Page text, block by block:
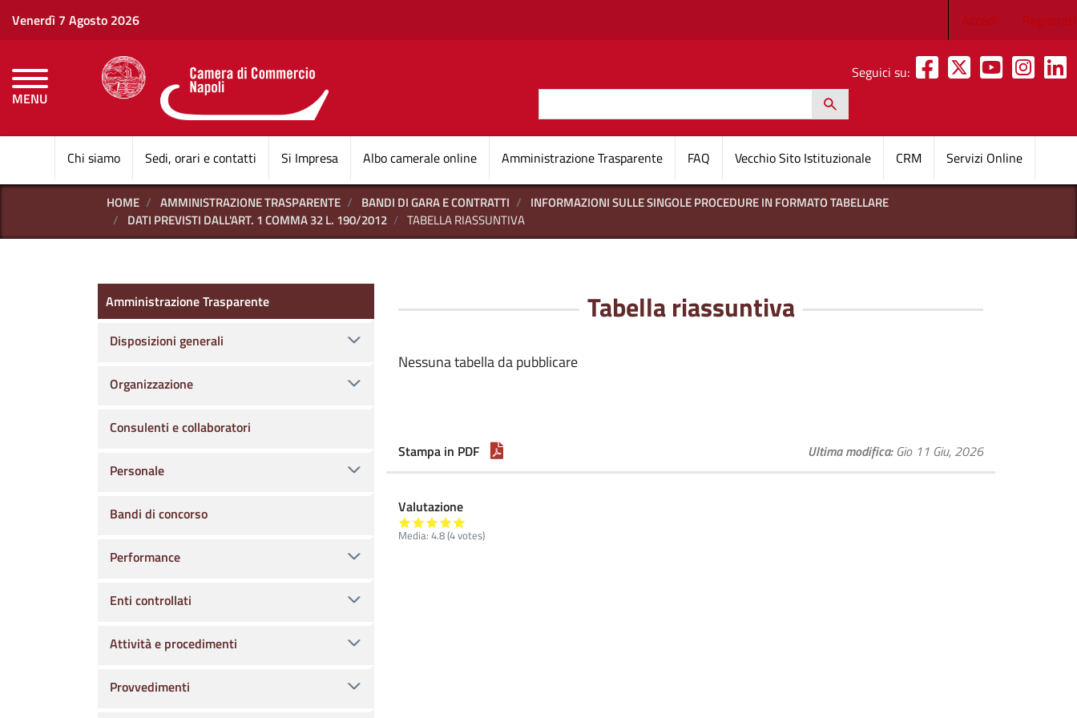
Venerdì 7 Agosto 2026 Menu
Accedi Registrati
MENU
CAMERE DI COMMERCIO D'ITALIA
Seguici su:
h
Navigazione principale
Chi siamo Sedi, orari e contatti Si Impresa Albo camerale online Amministrazione Trasparente FAQ Vecchio Sito Istituzionale CRM Servizi Online
HOME AMMINISTRAZIONE TRASPARENTE BANDI DI GARA E CONTRATTI
INFORMAZIONI SULLE SINGOLE PROCEDURE IN FORMATO TABELLARE
DATI PREVISTI DALL'ART. 1 COMMA 32 L. 190/2012
TABELLA RIASSUNTIVA
Tabella riassuntiva
Nessuna tabella da pubblicare
Stampa in PDF Ultima modifica Gio 11 Giu, 2026
Valutazione
Media: 4.8(4votes)
Amministrazione Trasparente
Amministrazione Trasparente
Disposizioni generali
Organizzazione
Consulenti e collaboratori
Personale
Bandi di concorso
Performance
Enti controllati
Attività e procedimenti
Provvedimenti